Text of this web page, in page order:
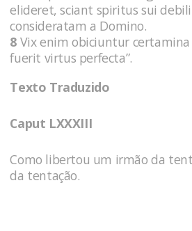
elideret, sciant spiritus sui
consideratam a Domino.
8 Vix enim obiciuntur
fuerit virtus perfecta”.
Texto Traduzido
Caput LXXXIII
Como libertou um irmão da
da tentação.